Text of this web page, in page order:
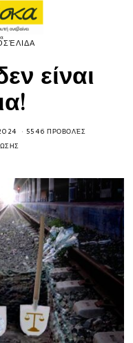
είναι
5546 ΠΡΟΒΟΛΈΣ